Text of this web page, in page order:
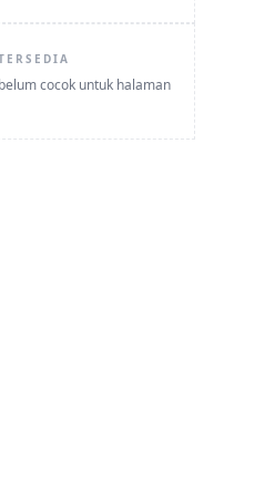
cocok untuk halaman